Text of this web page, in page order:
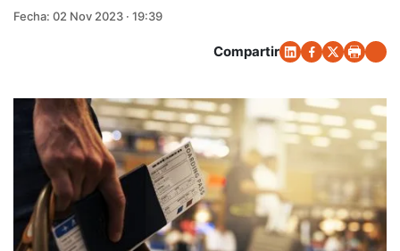
Fecha: 02 Nov 2023 · 19:39
Compartir